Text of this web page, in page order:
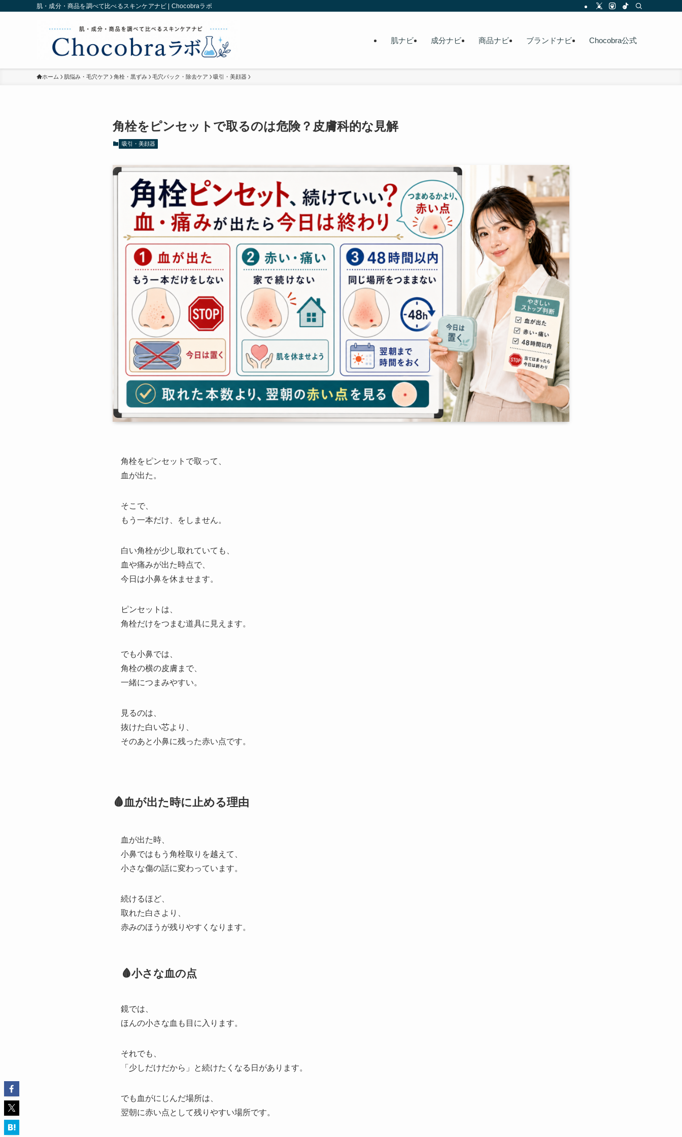
肌・成分・商品を調べて比べるスキンケアナビ | Chocobraラボ
肌ナビ 成分ナビ 商品ナビ ブランドナビ Chocobra公式
ホーム 肌悩み・毛穴ケア 角栓・黒ずみ 毛穴パック・除去ケア 吸引・美顔器
角栓をピンセットで取るのは危険？皮膚科的な見解
吸引・美顔器
角栓をピンセットで取って、
血が出た。
そこで、
もう一本だけ、をしません。
白い角栓が少し取れていても、
血や痛みが出た時点で、
今日は小鼻を休ませます。
ピンセットは、
角栓だけをつまむ道具に見えます。
でも小鼻では、
角栓の横の皮膚まで、
一緒につまみやすい。
見るのは、
抜けた白い芯より、
そのあと小鼻に残った赤い点です。
🩸血が出た時に止める理由
血が出た時、
小鼻ではもう角栓取りを越えて、
小さな傷の話に変わっています。
続けるほど、
取れた白さより、
赤みのほうが残りやすくなります。
🩸小さな血の点
鏡では、
ほんの小さな血も目に入ります。
それでも、
「少しだけだから」と続けたくなる日があります。
でも血がにじんだ場所は、
翌朝に赤い点として残りやすい場所です。